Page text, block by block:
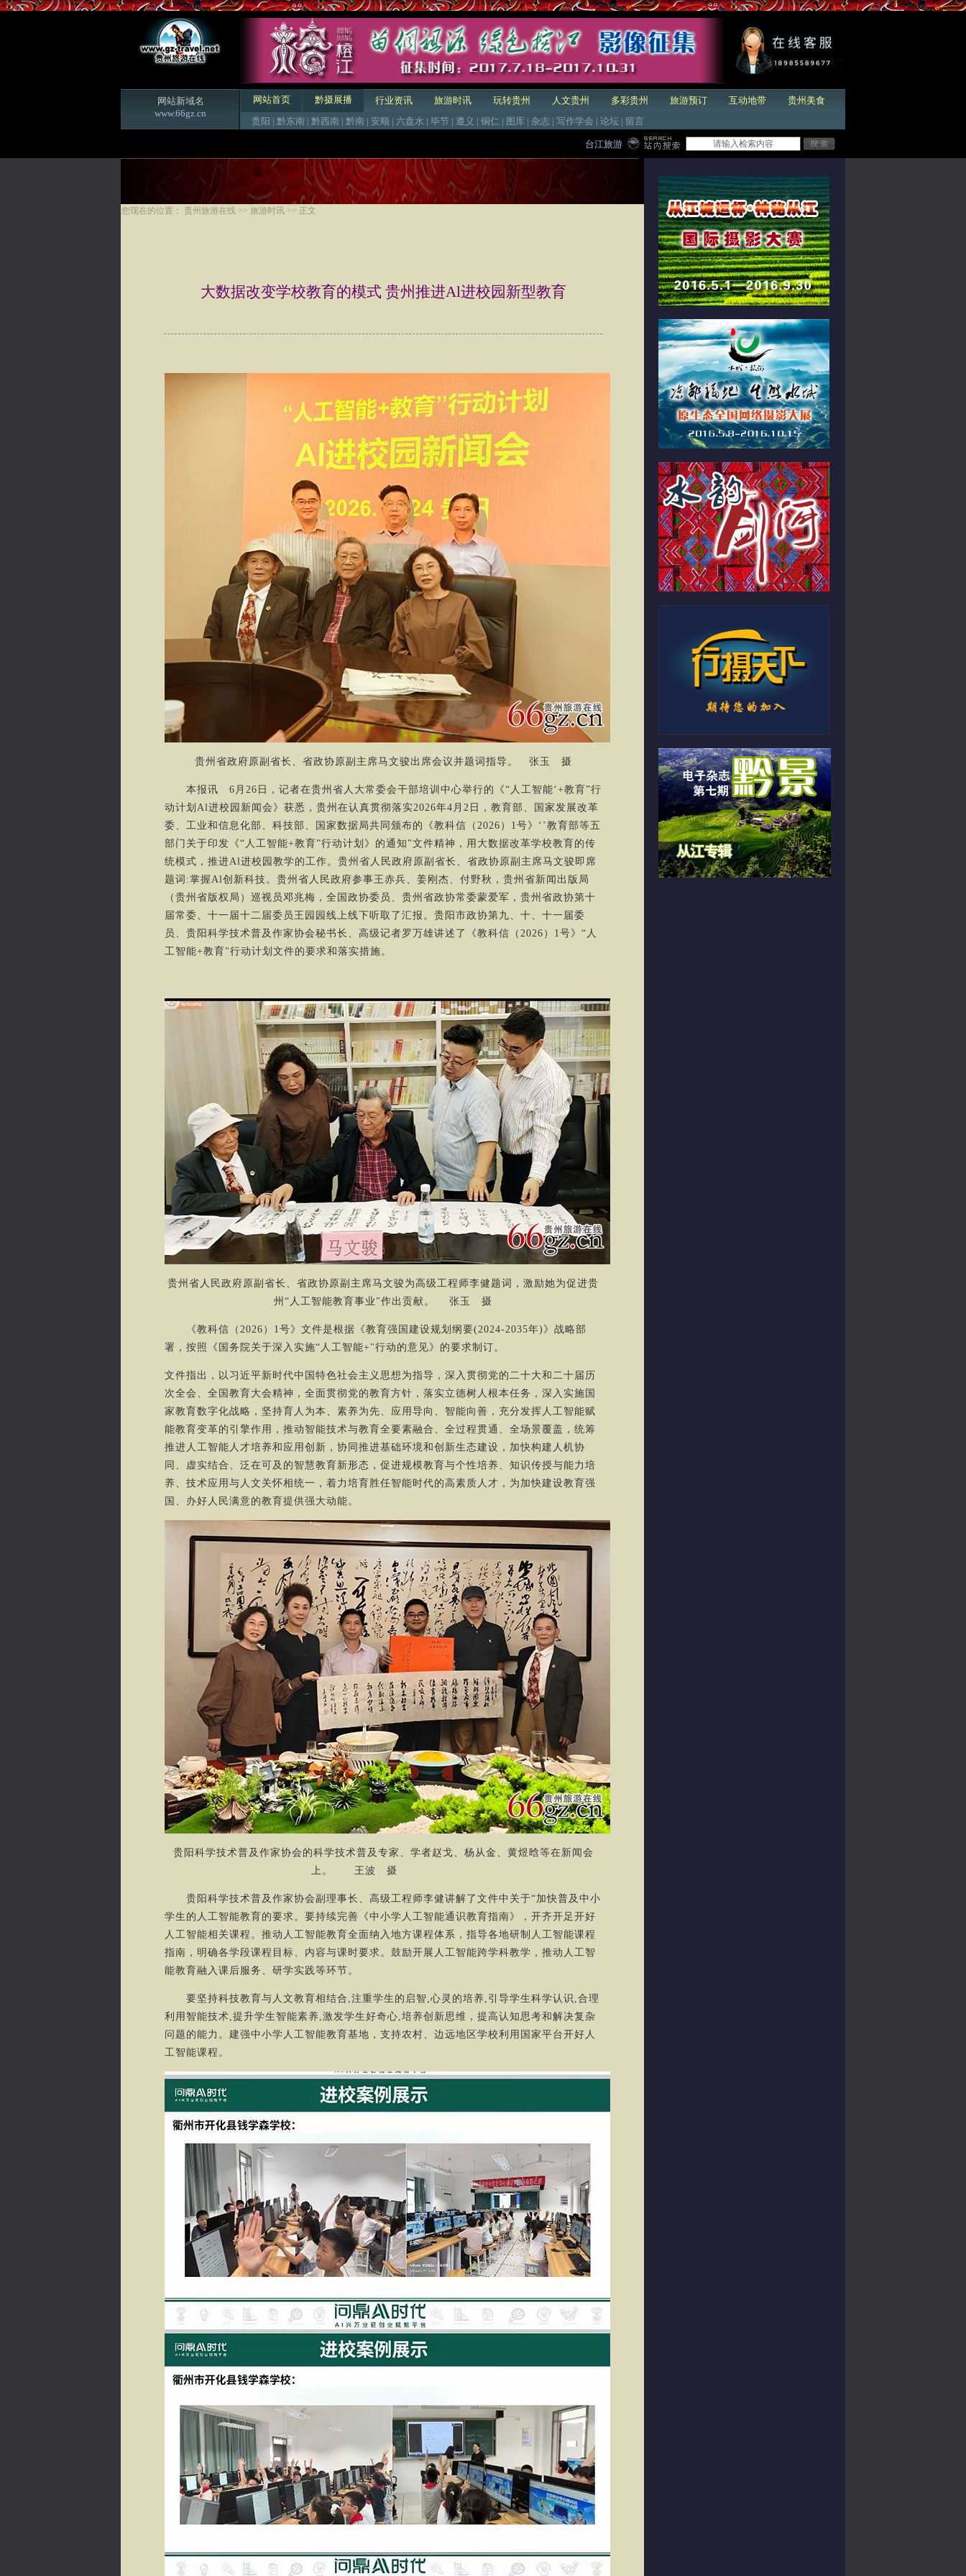
网站新域名
www.66gz.cn
网站首页 黔摄展播 行业资讯 旅游时讯 玩转贵州 人文贵州 多彩贵州 旅游预订 互动地带
贵州美食
贵阳 | 黔东南 | 黔西南 | 黔南 | 安顺 | 六盘水 | 毕节 | 遵义 | 铜仁 | 图库 | 杂志 | 写作学会 | 论坛 | 留言
台江旅游
您现在的位置： 贵州旅游在线 >> 旅游时讯 >> 正文
大数据改变学校教育的模式 贵州推进Al进校园新型教育
贵州省政府原副省长、省政协原副主席马文骏出席会议并题词指导。 张玉 摄
本报讯 6月26日，记者在贵州省人大常委会干部培训中心举行的《“人工智能‘+教育”行
动计划Al进校园新闻会》获悉，贵州在认真贯彻落实2026年4月2日，教育部、国家发展改革
委、工业和信息化部、科技部、国家数据局共同颁布的《教科信（2026）1号》‘’教育部等五
部门关于印发《“人工智能+教育”行动计划》的通知"文件精神，用大数据改革学校教育的传
统模式，推进Al进校园教学的工作。贵州省人民政府原副省长、省政协原副主席马文骏即席
题词:掌握Al创新科技。贵州省人民政府参事王赤兵、姜刚杰、付野秋，贵州省新闻出版局
（贵州省版权局）巡视员邓兆梅，全国政协委员、贵州省政协常委蒙爱军，贵州省政协第十
届常委、十一届十二届委员王园园线上线下听取了汇报。贵阳市政协第九、十、十一届委
员、贵阳科学技术普及作家协会秘书长、高级记者罗万雄讲述了《教科信（2026）1号》“人
工智能+教育"行动计划文件的要求和落实措施。
贵州省人民政府原副省长、省政协原副主席马文骏为高级工程师李健题词，激励她为促进贵
州“人工智能教育事业"作出贡献。 张玉 摄
《教科信（2026）1号》文件是根据《教育强国建设规划纲要(2024-2035年)》战略部
署，按照《国务院关于深入实施“人工智能+"行动的意见》的要求制订。
文件指出，以习近平新时代中国特色社会主义思想为指导，深入贯彻党的二十大和二十届历
次全会、全国教育大会精神，全面贯彻党的教育方针，落实立德树人根本任务，深入实施国
家教育数字化战略，坚持育人为本、素养为先、应用导向、智能向善，充分发挥人工智能赋
能教育变革的引擎作用，推动智能技术与教育全要素融合、全过程贯通、全场景覆盖，统筹
推进人工智能人才培养和应用创新，协同推进基础环境和创新生态建设，加快构建人机协
同、虚实结合、泛在可及的智慧教育新形态，促进规模教育与个性培养、知识传授与能力培
养、技术应用与人文关怀相统一，着力培育胜任智能时代的高素质人才，为加快建设教育强
国、办好人民满意的教育提供强大动能。
贵阳科学技术普及作家协会的科学技术普及专家、学者赵戈、杨从金、黄煜晗等在新闻会
上。 王波 摄
贵阳科学技术普及作家协会副理事长、高级工程师李健讲解了文件中关于“加快普及中小
学生的人工智能教育的要求。要持续完善《中小学人工智能通识教育指南》，开齐开足开好
人工智能相关课程。推动人工智能教育全面纳入地方课程体系，指导各地研制人工智能课程
指南，明确各学段课程目标、内容与课时要求。鼓励开展人工智能跨学科教学，推动人工智
能教育融入课后服务、研学实践等环节。
要坚持科技教育与人文教育相结合,注重学生的启智,心灵的培养,引导学生科学认识,合理
利用智能技术,提升学生智能素养,激发学生好奇心,培养创新思维，提高认知思考和解决复杂
问题的能力。建强中小学人工智能教育基地，支持农村、边远地区学校利用国家平台开好人
工智能课程。